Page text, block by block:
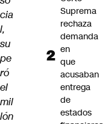
cia
l,
su
pe
ró
el
mil
lón
Suprema
rechaza
demanda
en
que
acusaban
entrega
de
estados